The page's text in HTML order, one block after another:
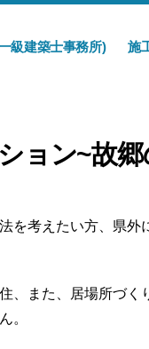
級建築士事務所) 施
ョン~故
を考えたい方、県
、また、居場所づ
。